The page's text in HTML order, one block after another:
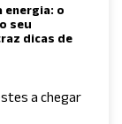
energia: o
seu
dicas de
a chegar